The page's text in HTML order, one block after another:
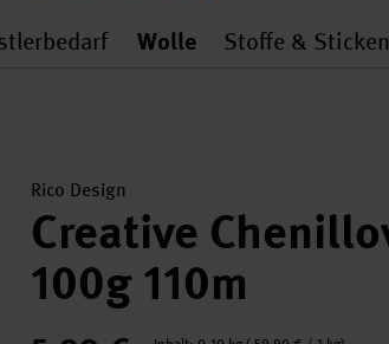
general.openMenu
Künstlerbedarf
Wolle
Wolle
Stoffe & Sticken
Rico Design
Creative
100g 110m